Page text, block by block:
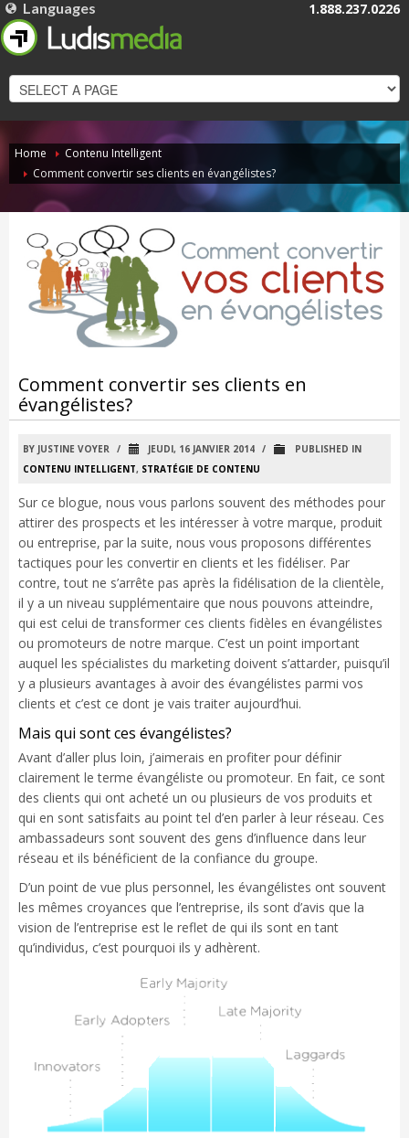
1.888.237.0226
Languages
FRANÇAIS
ENGLISH
Home
Contenu Intelligent
Comment convertir ses clients en évangélistes?
Comment convertir ses clients en
évangélistes?
BY JUSTINE VOYER / JEUDI, 16 JANVIER 2014 /
PUBLISHED IN
CONTENU INTELLIGENT, STRATÉGIE DE CONTENU
Sur ce blogue, nous vous parlons souvent des méthodes pour
attirer des prospects et les intéresser à votre marque, produit
ou entreprise, par la suite, nous vous proposons différentes
tactiques pour les convertir en clients et les fidéliser. Par
contre, tout ne s’arrête pas après la fidélisation de la clientèle,
il y a un niveau supplémentaire que nous pouvons atteindre,
qui est celui de transformer ces clients fidèles en évangélistes
ou promoteurs de notre marque. C’est un point important
auquel les spécialistes du marketing doivent s’attarder, puisqu’il
y a plusieurs avantages à avoir des évangélistes parmi vos
clients et c’est ce dont je vais traiter aujourd’hui.
Mais qui sont ces évangélistes?
Avant d’aller plus loin, j’aimerais en profiter pour définir
clairement le terme évangéliste ou promoteur. En fait, ce sont
des clients qui ont acheté un ou plusieurs de vos produits et
qui en sont satisfaits au point tel d’en parler à leur réseau. Ces
ambassadeurs sont souvent des gens d’influence dans leur
réseau et ils bénéficient de la confiance du groupe.
D’un point de vue plus personnel, les évangélistes ont souvent
les mêmes croyances que l’entreprise, ils sont d’avis que la
vision de l’entreprise est le reflet de qui ils sont en tant
qu’individus, c’est pourquoi ils y adhèrent.